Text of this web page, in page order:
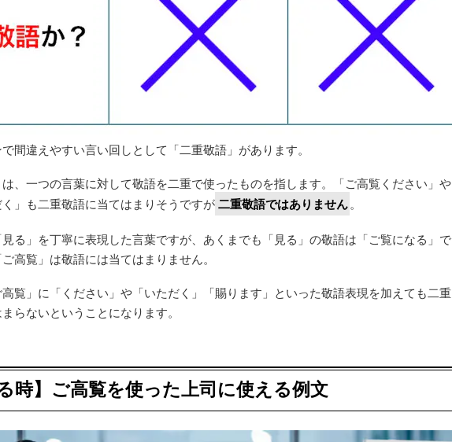
間違えやすい言い回しとして「二重敬語」があります。
は、一つの言葉に対して敬語を二重で使ったものを指します。「ご高覧ください」や
く」も二重敬語に当てはまりそうですが二重敬語ではありません。
見る」を丁寧に表現した言葉ですが、あくまでも「見る」の敬語は「ご覧になる」で
高覧」は敬語には当てはまりません。
覧」に「ください」や「いただく」「賜ります」といった敬語表現を加えても二重
らないということになります。
時】ご高覧を使った上司に使える例文